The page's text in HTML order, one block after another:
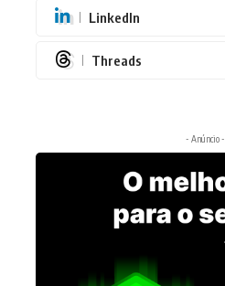
LinkedIn
Threads
- Anúncio -